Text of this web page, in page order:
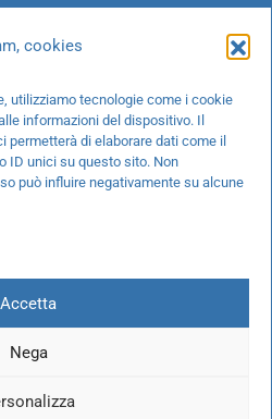
cookies
utilizziamo tecnologie come i cookie
informazioni del dispositivo. Il
di elaborare dati come il
ID unici su questo sito. Non
può influire negativamente su alcune
Accetta
Nega